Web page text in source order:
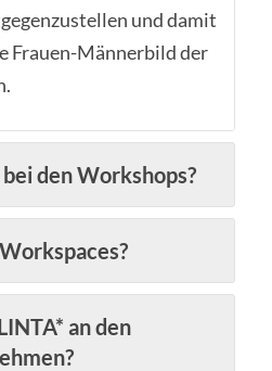
und damit
Frauen-Männerbild der
den Workshops?
an den